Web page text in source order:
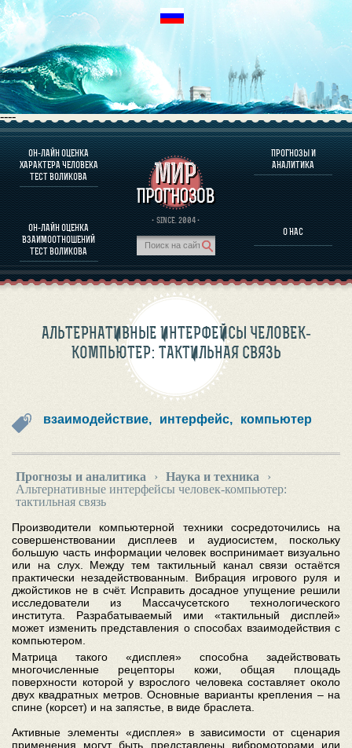
----
ОН-ЛАЙН ОЦЕНКА
ХАРАКТЕРА ЧЕЛОВЕКА
ТЕСТ ВОЛИКОВА
ОН-ЛАЙН ОЦЕНКА
ВЗАИМООТНОШЕНИЙ
ТЕСТ ВОЛИКОВА
· SINCE. 2004 ·
ПРОГНОЗЫ И
АНАЛИТИКА
О НАС
О ПРОГРАММЕ
ОЦЕНКА ХАРАКТЕРA ЧЕЛОВЕКА
ОЦЕНКА ХАРАКТЕРА ВЫДАЮЩИХСЯ ЛИЧНОСТЕЙ
О ПРОГРАММЕ
ПРОГНОЗЫ И АНАЛИТИКА
АЛЬТЕРНАТИВНЫЕ ИНТЕРФЕЙСЫ ЧЕЛОВЕК-
КОМПЬЮТЕР: ТАКТИЛЬНАЯ СВЯЗЬ
взаимодействие, интерфейс, компьютер
Прогнозы и аналитика › Наука и техника
›
Альтернативные интерфейсы человек-компьютер:
тактильная связь
Производители компьютерной техники сосредоточились на
совершенствовании дисплеев и аудиосистем, поскольку
большую часть информации человек воспринимает визуально
или на слух. Между тем тактильный канал связи остаётся
практически незадействованным. Вибрация игрового руля и
джойстиков не в счёт. Исправить досадное упущение решили
исследователи из Массачусетского технологического
института. Разрабатываемый ими «тактильный дисплей»
может изменить представления о способах взаимодействия с
компьютером.
Матрица такого «дисплея» способна задействовать
многочисленные рецепторы кожи, общая площадь
поверхности которой у взрослого человека составляет около
двух квадратных метров. Основные варианты крепления – на
спине (корсет) и на запястье, в виде браслета.
Активные элементы «дисплея» в зависимости от сценария
применения могут быть представлены вибромоторами или